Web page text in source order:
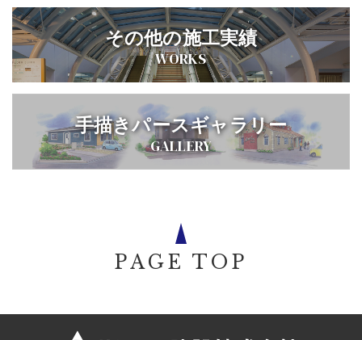
その他の施工実績
WORKS
手描きパースギャラリー
GALLERY
PAGE TOP